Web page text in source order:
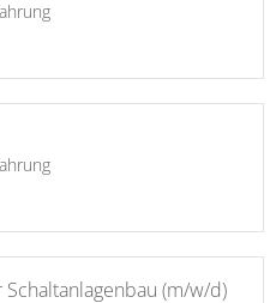
(m/w/d)